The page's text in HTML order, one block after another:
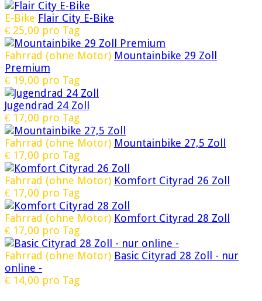
E-Bike Flair City E-Bike
€ 25,00 pro Tag
Fahrrad (ohne Motor) Mountainbike 29 Zoll
Premium
€ 19,00 pro Tag
Jugendrad 24 Zoll
€ 17,00 pro Tag
Fahrrad (ohne Motor) Mountainbike 27,5 Zoll
€ 17,00 pro Tag
Fahrrad (ohne Motor) Komfort Cityrad 26 Zoll
€ 17,00 pro Tag
Fahrrad (ohne Motor) Komfort Cityrad 28 Zoll
€ 17,00 pro Tag
Fahrrad (ohne Motor) Basic Cityrad 28 Zoll - nur
online -
€ 14,00 pro Tag